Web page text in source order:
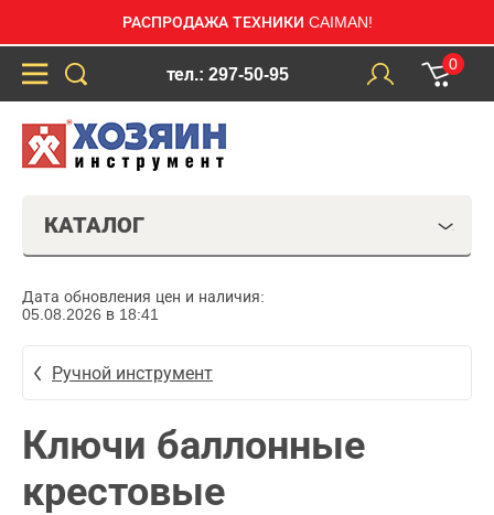
РАСПРОДАЖА ТЕХНИКИ CAIMAN!
тел.: 297-50-95
0
КАТАЛОГ
Дата обновления цен и наличия:
05.08.2026 в 18:41
Ручной инструмент
Ключи баллонные
крестовые